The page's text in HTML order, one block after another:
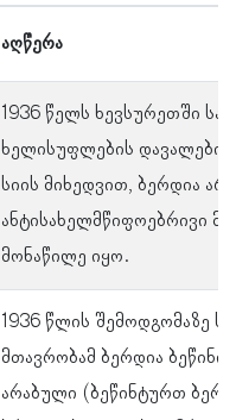
აღწერა
1936 წელს ხევსურეთში
ხელისუფლების
სიის მიხედვით, ბერდია
ანტისახელმწიფოებრივი
მონაწილე იყო.
1936 წლის შემოდგომაზე
მთავრობამ ბერდია
არაბული (ბეწინტურთ